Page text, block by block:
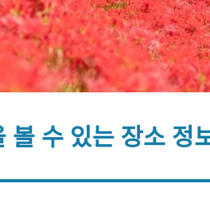
수 있는 장소 정